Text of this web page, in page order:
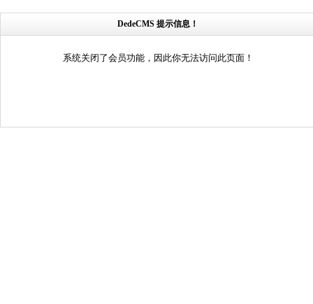
DedeCMS 提示信息！
系统关闭了会员功能，因此你无法访问此页面！